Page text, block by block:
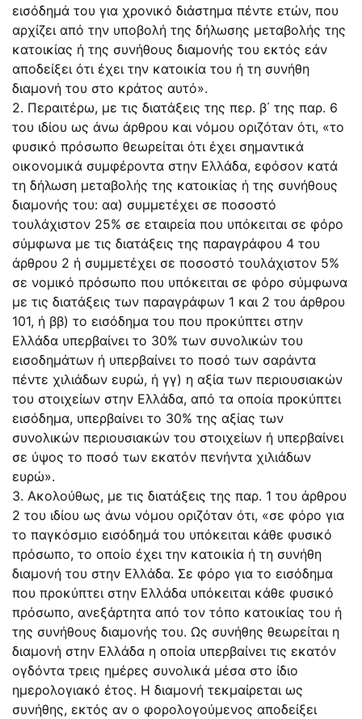
εισόδημά του για χρονικό διάστημα πέντε ετών, που
αρχίζει από την υποβολή της δήλωσης μεταβολής της
κατοικίας ή της συνήθους διαμονής του εκτός εάν
αποδείξει ότι έχει την κατοικία του ή τη συνήθη
διαμονή του στο κράτος αυτό».
2. Περαιτέρω, με τις διατάξεις της περ. β΄ της παρ. 6
του ιδίου ως άνω άρθρου και νόμου οριζόταν ότι, «το
φυσικό πρόσωπο θεωρείται ότι έχει σημαντικά
οικονομικά συμφέροντα στην Ελλάδα, εφόσον κατά
τη δήλωση μεταβολής της κατοικίας ή της συνήθους
διαμονής του: αα) συμμετέχει σε ποσοστό
τουλάχιστον 25% σε εταιρεία που υπόκειται σε φόρο
σύμφωνα με τις διατάξεις της παραγράφου 4 του
άρθρου 2 ή συμμετέχει σε ποσοστό τουλάχιστον 5%
σε νομικό πρόσωπο που υπόκειται σε φόρο σύμφωνα
με τις διατάξεις των παραγράφων 1 και 2 του άρθρου
101, ή ββ) το εισόδημα του που προκύπτει στην
Ελλάδα υπερβαίνει το 30% των συνολικών του
εισοδημάτων ή υπερβαίνει το ποσό των σαράντα
πέντε χιλιάδων ευρώ, ή γγ) η αξία των περιουσιακών
του στοιχείων στην Ελλάδα, από τα οποία προκύπτει
εισόδημα, υπερβαίνει το 30% της αξίας των
συνολικών περιουσιακών του στοιχείων ή υπερβαίνει
σε ύψος το ποσό των εκατόν πενήντα χιλιάδων
ευρώ».
3. Ακολούθως, με τις διατάξεις της παρ. 1 του άρθρου
2 του ιδίου ως άνω νόμου οριζόταν ότι, «σε φόρο για
το παγκόσμιο εισόδημά του υπόκειται κάθε φυσικό
πρόσωπο, το οποίο έχει την κατοικία ή τη συνήθη
διαμονή του στην Ελλάδα. Σε φόρο για το εισόδημα
που προκύπτει στην Ελλάδα υπόκειται κάθε φυσικό
πρόσωπο, ανεξάρτητα από τον τόπο κατοικίας του ή
της συνήθους διαμονής του. Ως συνήθης θεωρείται η
διαμονή στην Ελλάδα η οποία υπερβαίνει τις εκατόν
ογδόντα τρεις ημέρες συνολικά μέσα στο ίδιο
ημερολογιακό έτος. Η διαμονή τεκμαίρεται ως
συνήθης, εκτός αν ο φορολογούμενος αποδείξει